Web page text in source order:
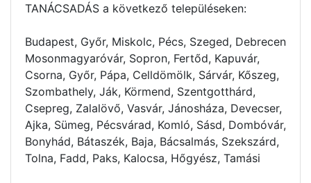
TANÁCSADÁS a következő településeken:
Budapest, Győr, Miskolc, Pécs, Szeged, Debrecen
Mosonmagyaróvár, Sopron, Fertőd, Kapuvár,
Csorna, Győr, Pápa, Celldömölk, Sárvár, Kőszeg,
Szombathely, Ják, Körmend, Szentgotthárd,
Csepreg, Zalalövő, Vasvár, Jánosháza, Devecser,
Ajka, Sümeg, Pécsvárad, Komló, Sásd, Dombóvár,
Bonyhád, Bátaszék, Baja, Bácsalmás, Szekszárd,
Tolna, Fadd, Paks, Kalocsa, Hőgyész, Tamási